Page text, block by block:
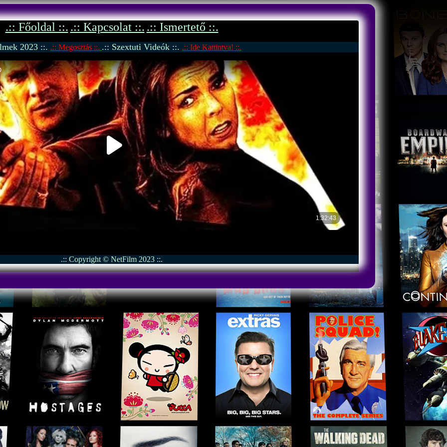
.:: Főoldal ::. .:: Kapcsolat ::. .:: Ismertető ::.
2023 ::. .:: Megosztás ::. .:: Szextuti Videók ::. .:: Ide Kattintva! ::.
.:: Copyright © NetFilm 2023 ::.